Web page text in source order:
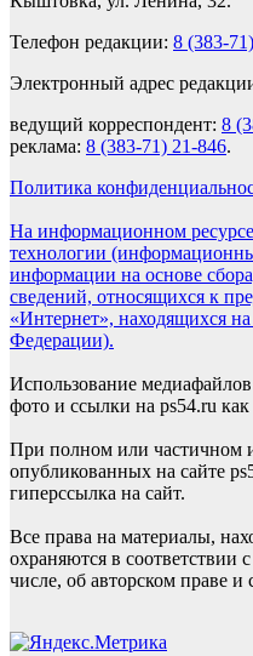
Телефон редакции: 8 (383-
Электронный адрес
ведущий корреспондент: 8
реклама: 8 (383-71) 21-846.
Политика
На информационном
технологии
информации на основе
сведений, относящихся к
«Интернет», находящихся
Федерации).
Использование
фото и ссылки на ps54.ru
При полном или частичном
опубликованных на сайте
гиперссылка на сайт.
Все права на материалы,
охраняются в соответствии
числе, об авторском праве